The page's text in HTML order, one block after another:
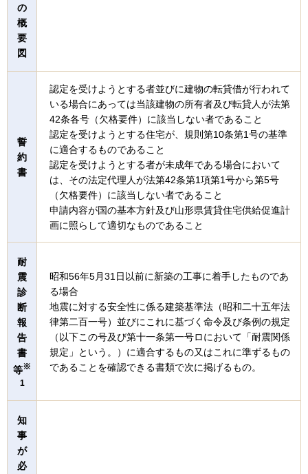
の
概
要
図
誓
約
書
認定を受けようとする者並びに建物の転貸借が行われて
いる場合にあっては当該建物の所有者及び転貸人が法第
42条各号（欠格要件）に該当しない者であること
認定を受けようとする住宅が、規則第10条第1号の基準
に適合するものであること
認定を受けようとする者が未成年である場合において
は、その法定代理人が法第42条第1項第1号から第5号
（欠格要件）に該当しない者であること
申請内容が国の基本方針及び山形県賃貸住宅供給促進計
画に照らして適切なものであること
耐
震
診
断
報
告
書
等※
1
昭和56年5月31日以前に新築の工事に着手したものであ
る場合
地震に対する安全性に係る建築基準法（昭和二十五年法
律第二百一号）並びにこれに基づく命令及び条例の規定
（以下この号及び第十一条第一号ロにおいて「耐震関係
規定」という。）に適合するもの又はこれに準ずるもの
であることを確認できる書類で次に掲げるもの。
知
事
が
必